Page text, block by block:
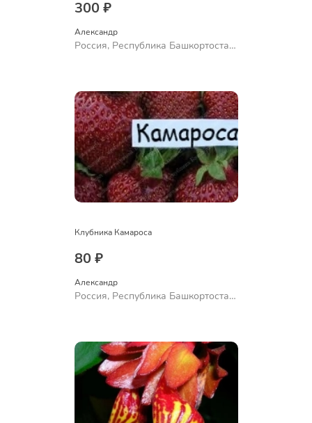
300 ₽
Александр
Россия, Республика Башкортостан,
Клубника Камароса
80 ₽
Александр
Россия, Республика Башкортостан,